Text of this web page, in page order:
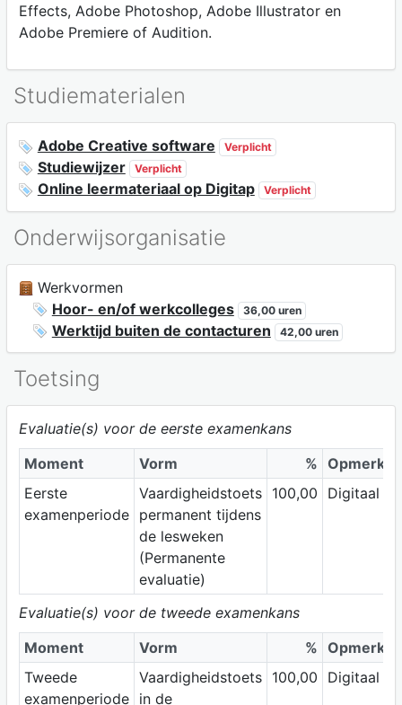
Effects, Adobe Photoshop, Adobe Illustrator en
Adobe Premiere of Audition.
Studiematerialen
Adobe Creative software Verplicht
Studiewijzer Verplicht
Online leermateriaal op Digitap Verplicht
Onderwijsorganisatie
Werkvormen
Hoor- en/of werkcolleges
36,00 uren
Werktijd buiten de contacturen 42,00 uren
Toetsing
Evaluatie(s) voor de eerste examenkans
Moment
Vorm %
Eerste
examenperiode
Vaardigheidstoets
permanent tijdens
de lesweken
(Permanente
evaluatie)
100,00 Digitaal
Evaluatie(s) voor de tweede examenkans
Moment
Vorm %
Tweede
examenperiode
Vaardigheidstoets
in de
100,00 Digitaal